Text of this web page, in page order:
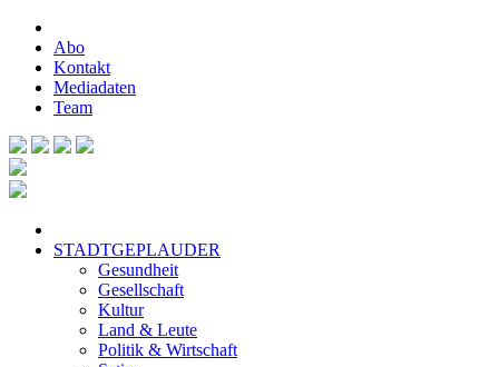
Abo
Kontakt
Mediadaten
Team
STADTGEPLAUDER
Gesundheit
Gesellschaft
Kultur
Land & Leute
Politik & Wirtschaft